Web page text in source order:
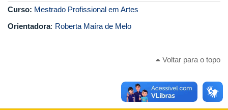
Curso: Mestrado Profissional em Artes
Orientadora: Roberta Maíra de Melo
Voltar para o topo